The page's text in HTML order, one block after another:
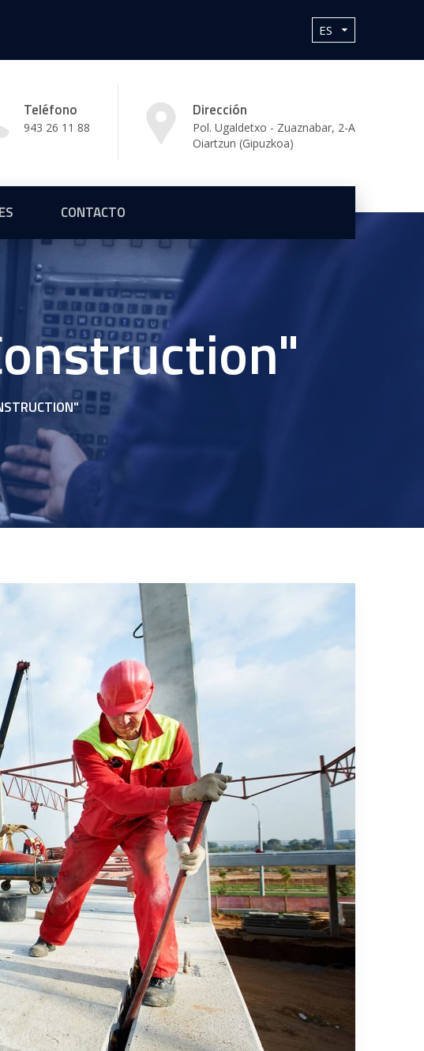
Teléfono
943 26 11 88
Dirección
Pol. Ugaldetxo - Zuaznabar, 2-A
Oiartzun (Gipuzkoa)
CONTACTO